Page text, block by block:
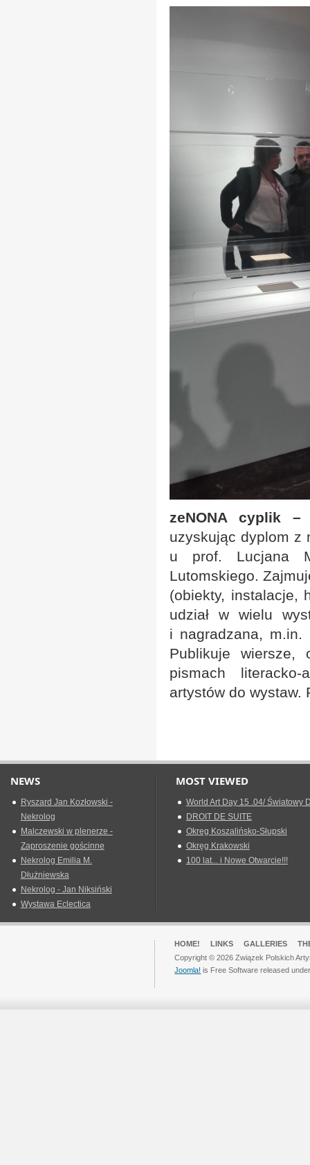
zeNONA cyplik –
uzyskując dyplom z
u prof. Lucjana
Lutomskiego.
(obiekty, instalacje,
udział w wielu
i nagradzana, m.in.
Publikuje wiersze,
pismach
artystów do wystaw.
NEWS
Ryszard Jan Kozłowski -
Nekrolog
Malczewski w plenerze -
Zaproszenie gościnne
Nekrolog Emilia M.
Dłużniewska
Nekrolog - Jan Niksiński
Wystawa Eclectica
MOST VIEWED
World Art Day 15 .04/ Światowy
DROIT DE SUITE
Okreg Koszalińsko-Słupski
Okręg Krakowski
100 lat... i Nowe Otwarcie!!!
HOME! LINKS GALLERIES
Copyright © 2026 Związek Polskich
Joomla! is Free Software released